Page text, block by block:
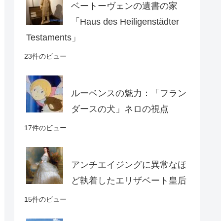
ベートーヴェンの遺書の家
「Haus des Heiligenstädter
Testaments」
23件のビュー
ルーベンスの魅力：「フラン
ダースの犬」ネロの視点
17件のビュー
アンチエイジングに異常なほ
ど執着したエリザベート皇后
15件のビュー